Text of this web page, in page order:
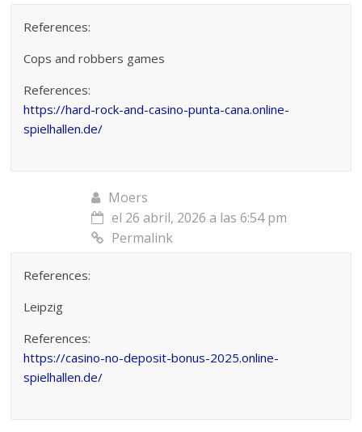
References:
Cops and robbers games
References:
https://hard-rock-and-casino-punta-cana.online-
spielhallen.de/
Moers
el 26 abril, 2026 a las 6:54 pm
Permalink
References:
Leipzig
References:
https://casino-no-deposit-bonus-2025.online-
spielhallen.de/